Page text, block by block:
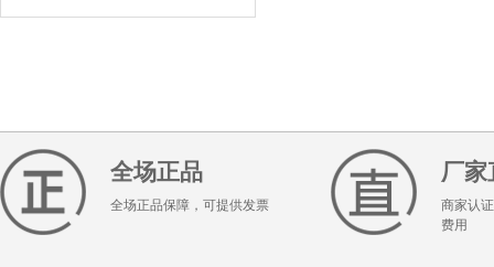
全场正品
全场正品保障，可提供发票
厂家
商家认
费用